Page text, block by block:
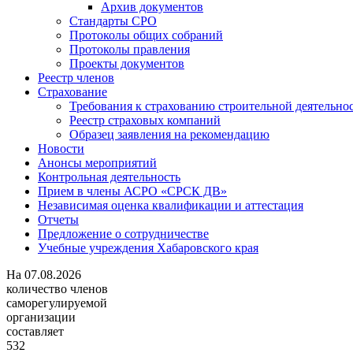
Архив документов
Стандарты СРО
Протоколы общих собраний
Протоколы правления
Проекты документов
Реестр членов
Страхование
Требования к страхованию строительной
Реестр страховых компаний
Образец заявления на рекомендацию
Новости
Анонсы мероприятий
Контрольная деятельность
Прием в члены АСРО «СРСК ДВ»
Независимая оценка квалификации и аттестация
Отчеты
Предложение о сотрудничестве
Учебные учреждения Хабаровского края
На 07.08.2026
количество членов
саморегулируемой
организации
составляет
532